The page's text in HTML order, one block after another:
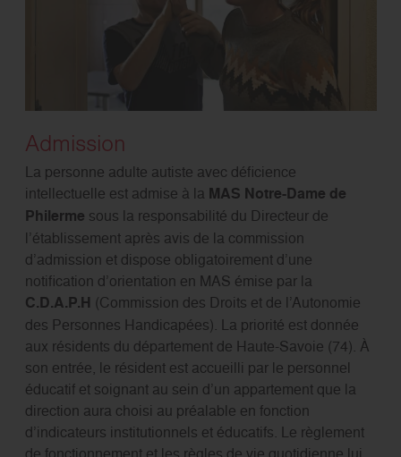
Admission
La personne adulte autiste avec déficience
intellectuelle est admise à la MAS Notre-Dame de
Philerme sous la responsabilité du Directeur de
l’établissement après avis de la commission
d’admission et dispose obligatoirement d’une
notification d’orientation en MAS émise par la
C.D.A.P.H (Commission des Droits et de l’Autonomie
des Personnes Handicapées). La priorité est donnée
aux résidents du département de Haute-Savoie (74). À
son entrée, le résident est accueilli par le personnel
éducatif et soignant au sein d’un appartement que la
direction aura choisi au préalable en fonction
d’indicateurs institutionnels et éducatifs. Le règlement